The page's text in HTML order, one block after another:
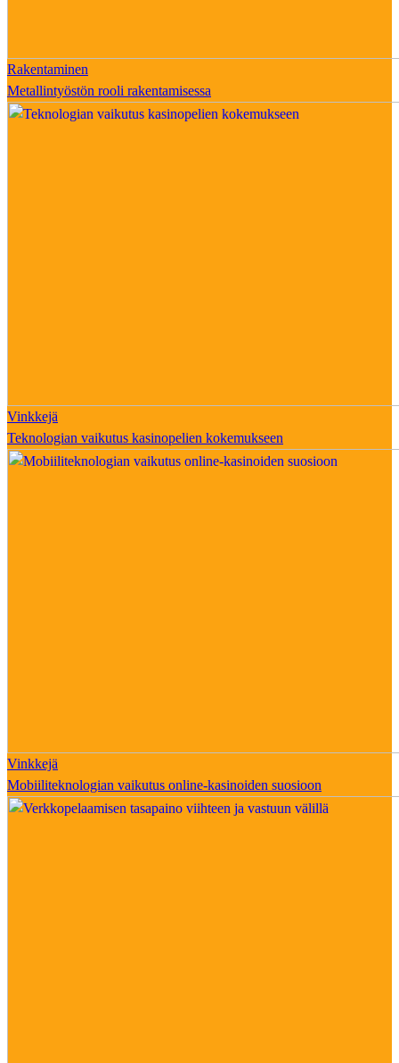
Rakentaminen
Metallintyöstön rooli rakentamisessa
Vinkkejä
Teknologian vaikutus kasinopelien kokemukseen
Vinkkejä
Mobiiliteknologian vaikutus online-kasinoiden suosioon